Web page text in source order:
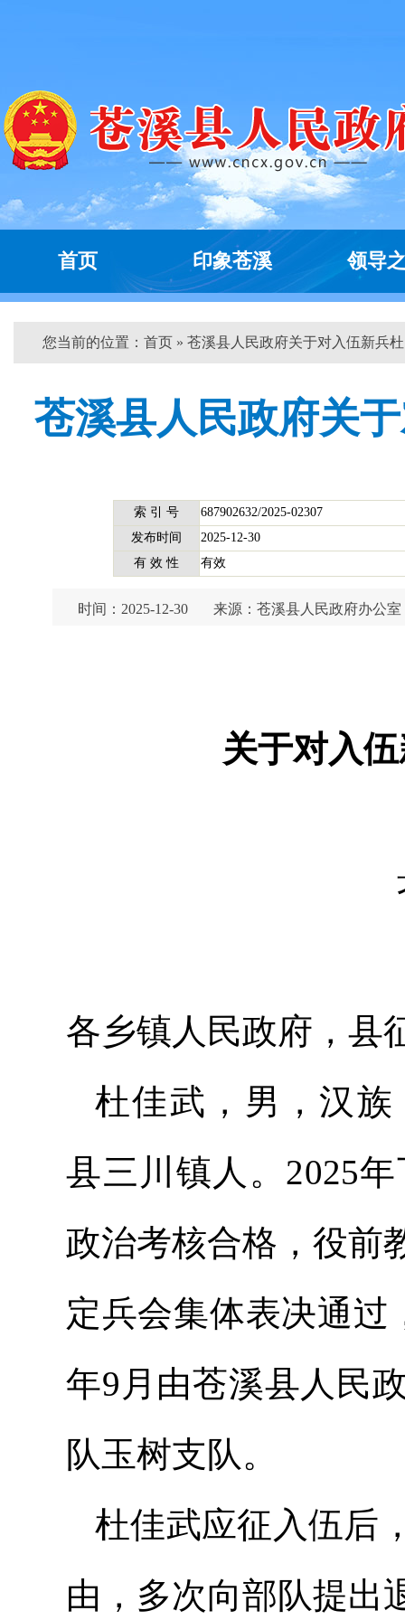
首页 印象苍溪 领导
您当前的位置： 首页 » 苍溪县人民政府关于对入伍新兵
苍溪县人民政府关
索 引 号
687902632/2025-02307
发布时间
2025-12-30
有 效 性
有效
时间：2025-12-30 来源：苍溪县人民政府办公室
关于对入
各乡镇人民政府，县
杜佳武，男，汉族
县三川镇人。2025
政治考核合格，役前
定兵会集体表决通过
年9月由苍溪县人民
队玉树支队。
杜佳武应征入伍后
由，多次向部队提出